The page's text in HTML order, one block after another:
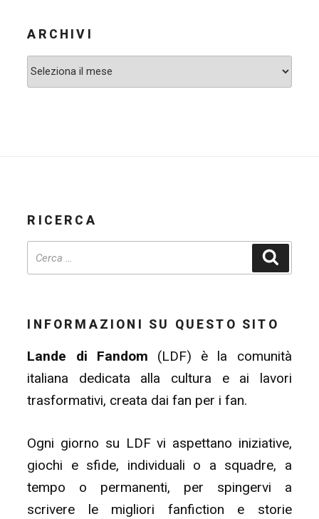
ARCHIVI
Archivi
RICERCA
INFORMAZIONI SU QUESTO SITO
Lande di Fandom (LDF) è la comunità
italiana dedicata alla cultura e ai lavori
trasformativi, creata dai fan per i fan.
Ogni giorno su LDF vi aspettano iniziative,
giochi e sfide, individuali o a squadre, a
tempo o permanenti, per spingervi a
scrivere le migliori fanfiction e storie